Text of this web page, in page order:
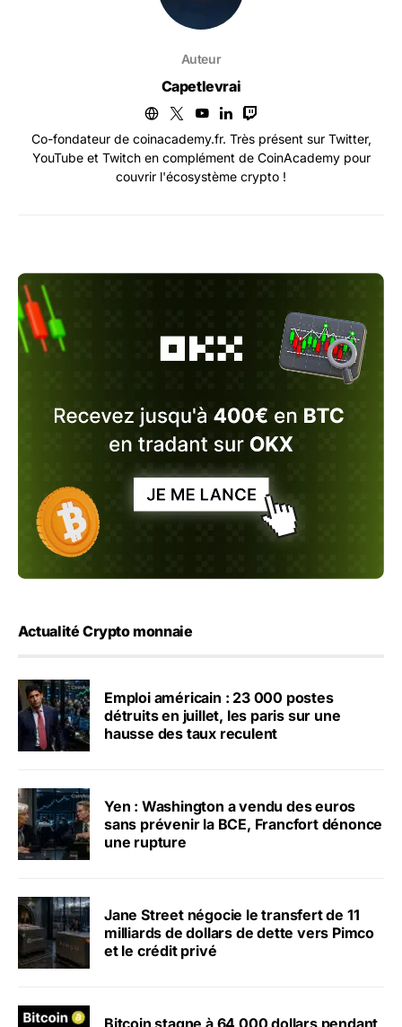
Auteur
Capetlevrai
Co-fondateur de coinacademy.fr. Très présent sur Twitter,
YouTube et Twitch en complément de CoinAcademy pour
couvrir l'écosystème crypto !
Actualité Crypto monnaie
Emploi américain : 23 000 postes
détruits en juillet, les paris sur une
hausse des taux reculent
Yen : Washington a vendu des euros
sans prévenir la BCE, Francfort dénonce
une rupture
Jane Street négocie le transfert de 11
milliards de dollars de dette vers Pimco
et le crédit privé
Bitcoin stagne à 64 000 dollars pendant